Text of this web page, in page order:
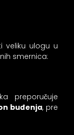
veliku ulogu u
smernica:
preporučuje
buđenja, pre